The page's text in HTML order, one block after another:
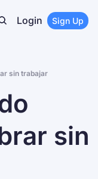
Login Sign Up
sin trabajar
sin